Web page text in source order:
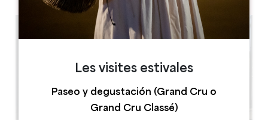
Les visites estivales
Paseo y degustación (Grand Cru o
Grand Cru Classé)